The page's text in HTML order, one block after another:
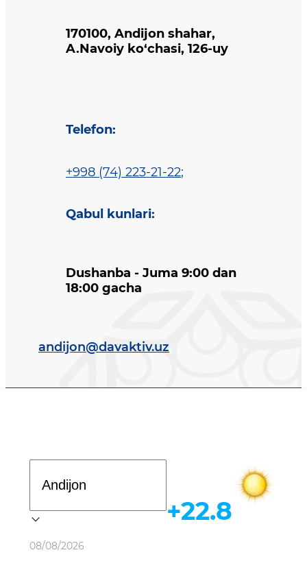
170100, Andijon shahar,
A.Navoiy ko‘chasi, 126-uy
Telefon:
+998 (74) 223-21-22;
Qabul kunlari:
Dushanba - Juma 9:00 dan
18:00 gacha
andijon@davaktiv.uz
Ob-havo
08/08/2026
+22.8